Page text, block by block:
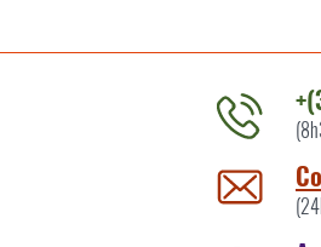
l'ITM
par